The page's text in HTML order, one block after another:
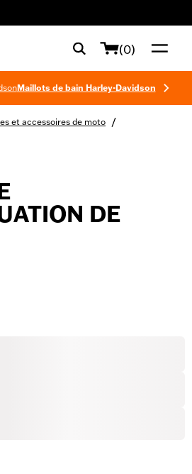
(0)
Maillots de bain Harley-Davidson
et accessoires de moto /
DE